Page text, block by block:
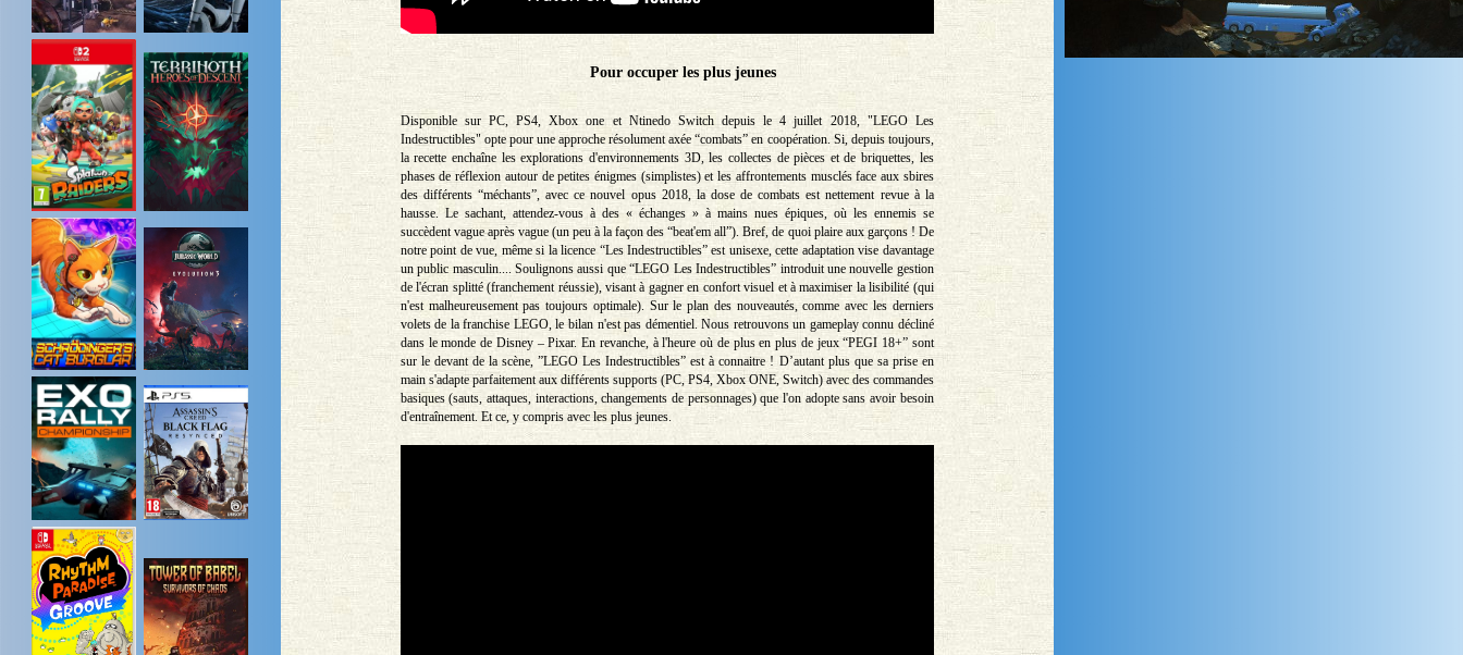
Pour occuper les plus jeunes
Disponible sur PC, PS4, Xbox one et Ntinedo Switch depuis le 4 juillet 2018, "LEGO Les
Indestructibles" opte pour une approche résolument axée “combats” en coopération. Si, depuis toujours,
la recette enchaîne les explorations d'environnements 3D, les collectes de pièces et de briquettes, les
phases de réflexion autour de petites énigmes (simplistes) et les affrontements musclés face aux sbires
des différents “méchants”, avec ce nouvel opus 2018, la dose de combats est nettement revue à la
hausse. Le sachant, attendez-vous à des « échanges » à mains nues épiques, où les ennemis se
succèdent vague après vague (un peu à la façon des “beat'em all”). Bref, de quoi plaire aux garçons ! De
notre point de vue, même si la licence “Les Indestructibles” est unisexe, cette adaptation vise davantage
un public masculin.... Soulignons aussi que “LEGO Les Indestructibles” introduit une nouvelle gestion
de l'écran splitté (franchement réussie), visant à gagner en confort visuel et à maximiser la lisibilité (qui
n'est malheureusement pas toujours optimale). Sur le plan des nouveautés, comme avec les derniers
volets de la franchise LEGO, le bilan n'est pas démentiel. Nous retrouvons un gameplay connu décliné
dans le monde de Disney – Pixar. En revanche, à l'heure où de plus en plus de jeux “PEGI 18+” sont
sur le devant de la scène, ”LEGO Les Indestructibles” est à connaitre ! D’autant plus que sa prise en
main s'adapte parfaitement aux différents supports (PC, PS4, Xbox ONE, Switch) avec des commandes
basiques (sauts, attaques, interactions, changements de personnages) que l'on adopte sans avoir besoin
d'entraînement. Et ce, y compris avec les plus jeunes.